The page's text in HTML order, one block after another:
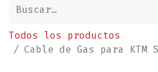
Todos los productos
Cable de Gas para